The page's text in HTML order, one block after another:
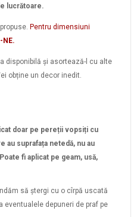
lucrătoare.
Pentru dimensiuni
NE.
disponibilă și asortează-l cu alte
obține un decor inedit.
doar pe pereții vopsiți cu
au suprafața netedă, nu au
fi aplicat pe geam, usă,
să ștergi cu o cîrpă uscată
eventualele depuneri de praf pe